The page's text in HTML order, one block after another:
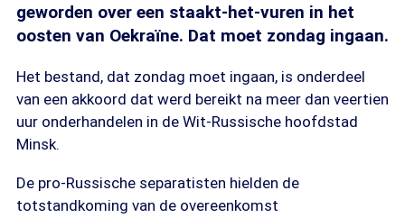
geworden over een staakt-het-vuren in het
oosten van Oekraïne. Dat moet zondag ingaan.
Het bestand, dat zondag moet ingaan, is onderdeel
van een akkoord dat werd bereikt na meer dan veertien
uur onderhandelen in de Wit-Russische hoofdstad
Minsk.
De pro-Russische separatisten hielden de
totstandkoming van de overeenkomst